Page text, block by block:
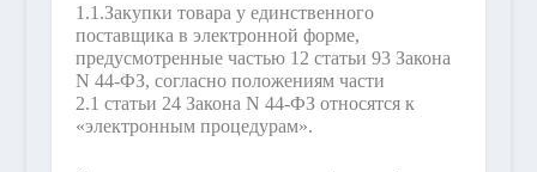
1.1.Закупки товара у единственного
поставщика в электронной форме,
предусмотренные частью 12 статьи 93 Закона
N 44-ФЗ, согласно положениям части
2.1 статьи 24 Закона N 44-ФЗ относятся к
«электронным процедурам».